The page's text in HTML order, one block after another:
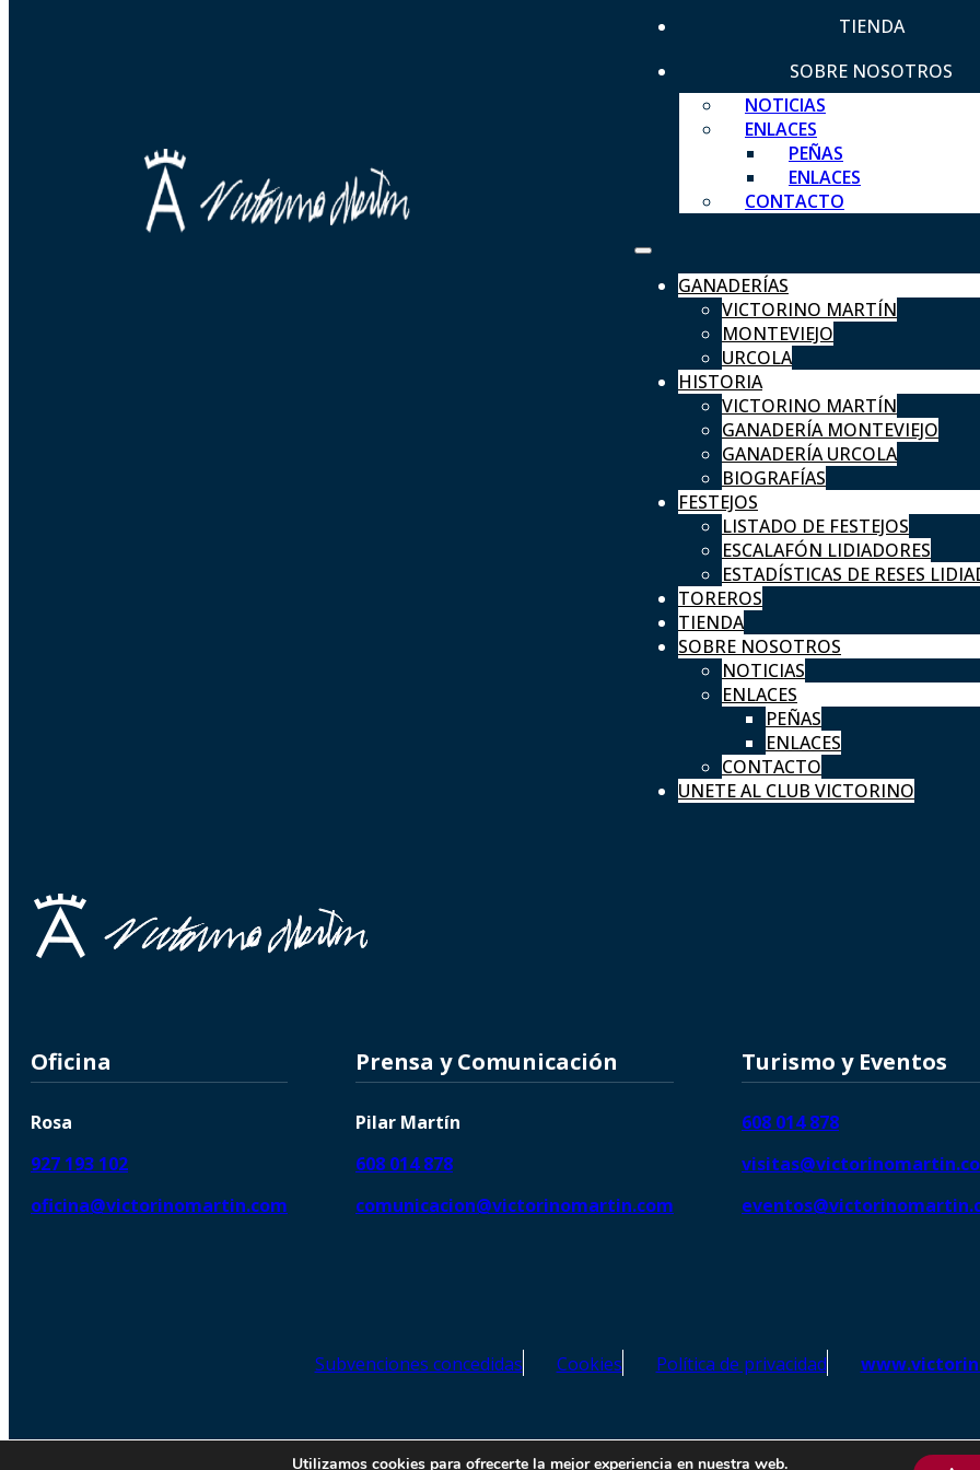
TIENDA
SOBRE NOSOTROS
NOTICIAS
ENLACES
PEÑAS
ENLACES
CONTACTO
GANADERÍAS
VICTORINO MARTÍN
MONTEVIEJO
URCOLA
HISTORIA
VICTORINO MARTÍN
GANADERÍA MONTEVIEJO
GANADERÍA URCOLA
BIOGRAFÍAS
FESTEJOS
LISTADO DE FESTEJOS
ESCALAFÓN LIDIADORES
ESTADÍSTICAS DE RESES
TOREROS
TIENDA
SOBRE NOSOTROS
NOTICIAS
ENLACES
PEÑAS
ENLACES
CONTACTO
UNETE AL CLUB VICTORINO
Oficina
Rosa
927 193 102
oficina@victorinomartin.com
Prensa y Comunicación
Pilar Martín
608 014 878
comunicacion@victorinomartin.com
Turismo y Eventos
608 014 878
Subvenciones concedidas Cookies Política de privacidad
© 2026 Copyright © | Victorino Martín – Todos los derechos reservados | SEO de Agencia
Utilizamos cookies para ofrecerte la mejor experiencia en nuestra web.